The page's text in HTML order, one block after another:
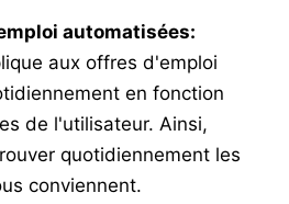
automatisées:
aux offres d'emploi
en fonction
de l'utilisateur. Ainsi,
quotidiennement les
conviennent.